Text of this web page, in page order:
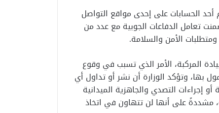
الحسابات على إحدى مواقع التواصل
تعامل الدفاعات الجوبية مع عدد من
الأمن والسلامة.
المركبة، الأمر الذي تسبب في وقوع
بها، وتؤكد الوزارة أن نشر أو تداول أي
إجراءات التصدي والجاهزية الميدانية
مشددةً على أنها لن تتهاون في اتخاذ